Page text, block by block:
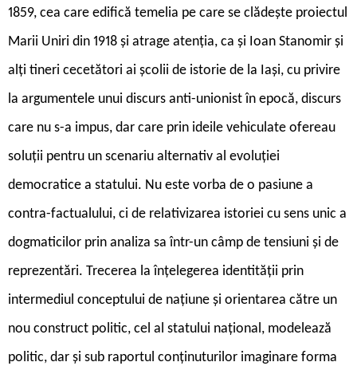
1859, cea care edifică temelia pe care se clădește proiectul
Marii Uniri din 1918 și atrage atenția, ca și Ioan Stanomir și
alți tineri cecetători ai școlii de istorie de la Iași, cu privire
la argumentele unui discurs anti-unionist în epocă, discurs
care nu s-a impus, dar care prin ideile vehiculate ofereau
soluții pentru un scenariu alternativ al evoluției
democratice a statului. Nu este vorba de o pasiune a
contra-factualului, ci de relativizarea istoriei cu sens unic a
dogmaticilor prin analiza sa într-un câmp de tensiuni și de
reprezentări. Trecerea la înțelegerea identității prin
intermediul con­ceptului de națiune și orientarea către un
nou construct politic, cel al statului național, mo­delează
politic, dar și sub raportul conținuturilor imaginare forma